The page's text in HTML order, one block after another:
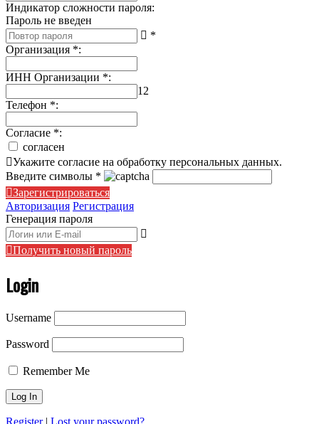
Индикатор сложности пароля:
Пароль не введен
*
Организация *:
ИНН Организации *:
12
Телефон *:
Согласие *:
согласен
Укажите согласие на обработку персональных данных.
Введите символы *
Зарегистрироваться
Авторизация Регистрация
Генерация пароля
Получить новый пароль
Login
Username
Password
Remember Me